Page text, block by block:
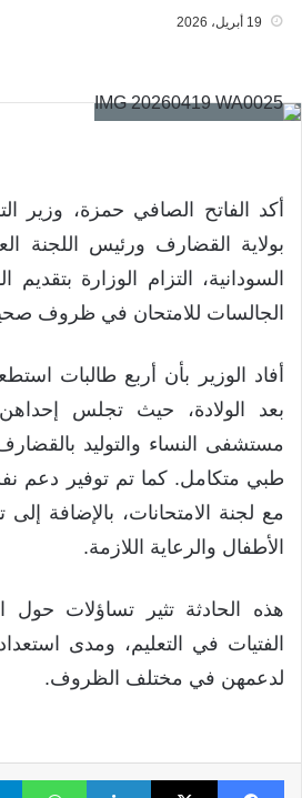
19 أبريل، 2026
أكد الفاتح الصافي حمزة، وزير
بولاية القضارف ورئيس اللجنة
السودانية، التزام الوزارة
الجالسات للامتحان في ظروف
أفاد الوزير بأن أربع طالبات
بعد الولادة، حيث تجلس
مستشفى النساء والتوليد
طبي متكامل. كما تم توفير دعم
مع لجنة الامتحانات، بالإضافة
الأطفال والرعاية اللازمة.
هذه الحادثة تثير تساؤلات حول
الفتيات في التعليم، ومدى
لدعمهن في مختلف الظروف.
فيسبوك X لينكدإن